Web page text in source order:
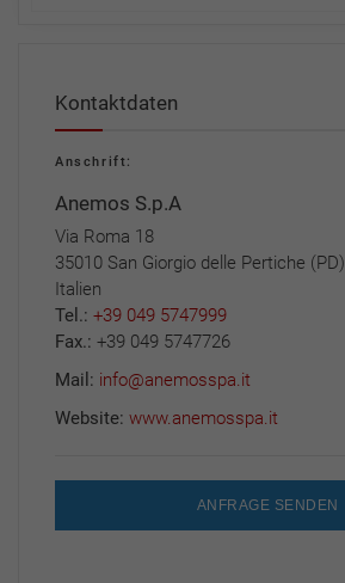
Kontaktdaten
Anschrift:
Anemos S.p.A
Via Roma 18
35010 San Giorgio delle Pertiche (PD)
Italien
Tel.: +39 049 5747999
Fax.: +39 049 5747726
Mail: info@anemosspa.it
Website: www.anemosspa.it
ANFRAGE SENDEN